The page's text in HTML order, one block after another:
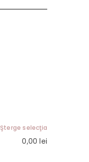
Şterge selecţia
0,00lei